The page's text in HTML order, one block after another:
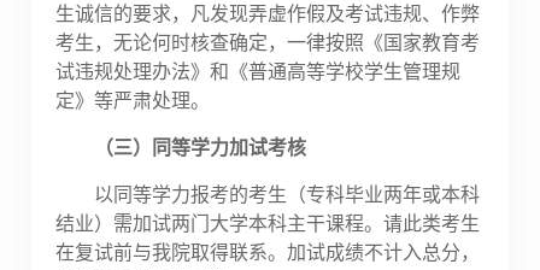
生诚信的要求，凡发现弄虚作假及考试违规、作弊
考生，无论何时核查确定，一律按照《国家教育考
试违规处理办法》和《普通高等学校学生管理规
定》等严肃处理。
（三）同等学力加试考核
以同等学力报考的考生（专科毕业两年或本科
结业）需加试两门大学本科主干课程。请此类考生
在复试前与我院取得联系。加试成绩不计入总分，